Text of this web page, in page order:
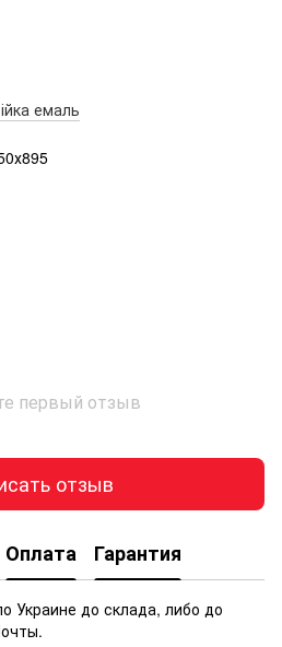
емаль
первый отзыв
отзыв
Оплата Гарантия
Украине до склада, либо до